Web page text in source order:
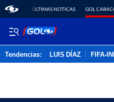
ÚLTIMAS NOTICAS GOL
Tendencias: LUIS DÍAZ FIFA-